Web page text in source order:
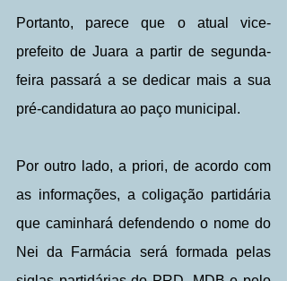
Portanto, parece que o atual vice-
prefeito de Juara a partir de segunda-
feira passará a se dedicar mais a sua
pré-candidatura ao paço municipal.
Por outro lado, a priori, de acordo com
as informações, a coligação partidária
que caminhará defendendo o nome do
Nei da Farmácia será formada pelas